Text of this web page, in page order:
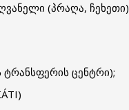
(პრაღა, ჩეხეთი)
ცენტრი);